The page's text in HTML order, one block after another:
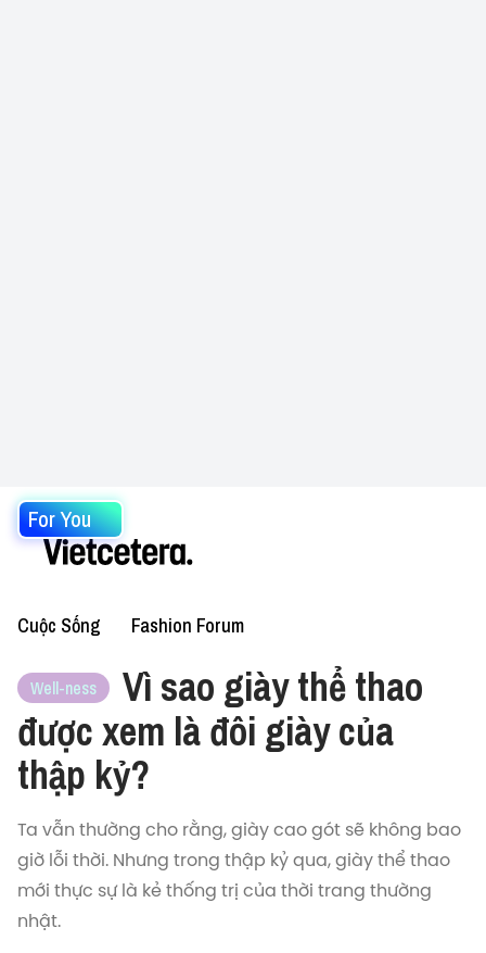
For You
Cuộc Sống Fashion Forum
Well-ness
Vì sao giày thể thao
được xem là đôi giày của
thập kỷ?
Ta vẫn thường cho rằng, giày cao gót sẽ không bao
giờ lỗi thời. Nhưng trong thập kỷ qua, giày thể thao
mới thực sự là kẻ thống trị của thời trang thường
nhật.